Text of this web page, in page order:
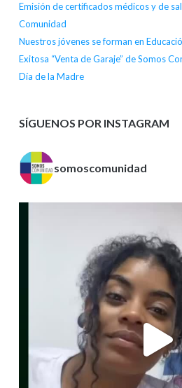
Emisión de certificados médicos y de
Comunidad
Nuestros jóvenes se forman en
Exitosa “Venta de Garaje” de Somos
Día de la Madre
SÍGUENOS POR INSTAGRAM
somoscomunidad